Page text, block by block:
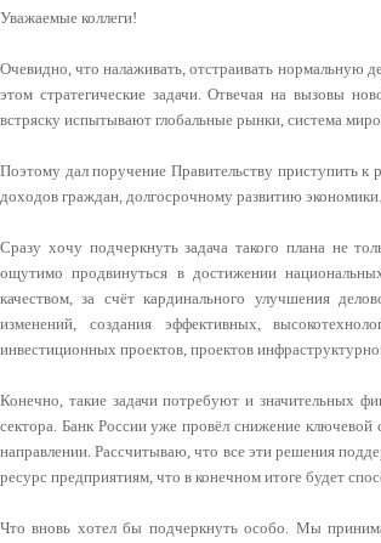
Уважаемые коллеги!
Очевидно, что налаживать, отстраивать нормальную
этом стратегические задачи. Отвечая на вызовы
встряску испытывают глобальные рынки, система
Поэтому дал поручение Правительству приступить к
доходов граждан, долгосрочному развитию экономики.
Сразу хочу подчеркнуть задача такого плана не
ощутимо продвинуться в достижении
качеством, за счёт кардинального улучшения
изменений, создания эффективных,
инвестиционных проектов, проектов
Конечно, такие задачи потребуют и значительных
сектора. Банк России уже провёл снижение
направлении. Рассчитываю, что все эти решения
ресурс предприятиям, что в конечном итоге будет
Что вновь хотел бы подчеркнуть особо. Мы